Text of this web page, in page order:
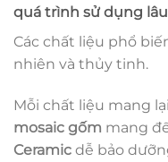
quá trình sử dụng
Các chất liệu phổ
nhiên và thủy tinh.
Mỗi chất liệu mang
mosaic gốm mang
Ceramic dễ bảo